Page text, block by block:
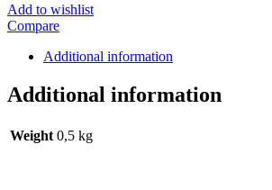
Add to wishlist
Compare
Additional information
Additional information
Weight 0,5 kg